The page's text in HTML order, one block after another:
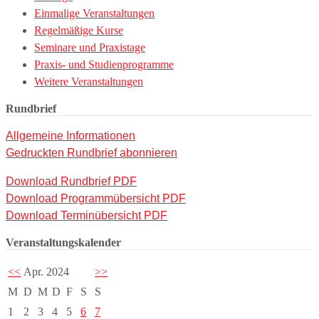
Einmalige Veranstaltungen
Regelmäßige Kurse
Seminare und Praxistage
Praxis- und Studienprogramme
Weitere Veranstaltungen
Rundbrief
Allgemeine Informationen
Gedruckten Rundbrief abonnieren
Download Rundbrief PDF
Download Programmübersicht PDF
Download Terminübersicht PDF
Veranstaltungskalender
<< Apr. 2024
>>
M D M D F S
S
1
2 3 4 5 6 7